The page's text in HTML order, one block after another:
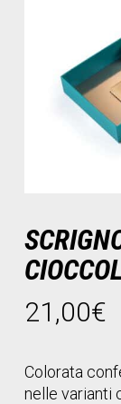
21,00€
Colorata
nelle varianti